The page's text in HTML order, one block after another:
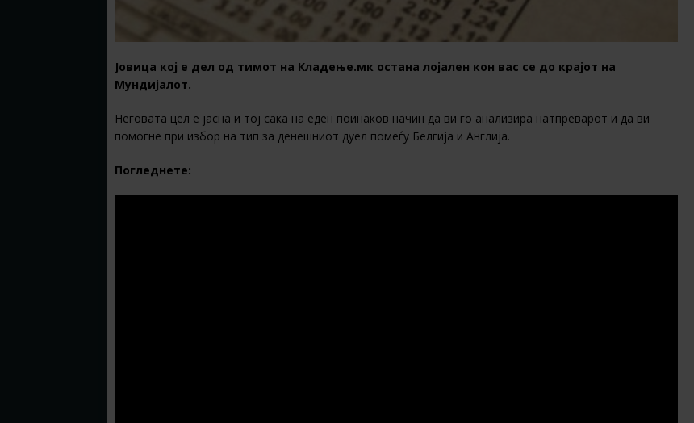
Јовица кој е дел од тимот на Кладење.мк остана лојален кон вас се до крајот на
Мундијалот.
Неговата цел е јасна и тој сака на еден поинаков начин да ви го анализира натпреварот и да ви
помогне при избор на тип за денешниот дуел помеѓу Белгија и Англија.
Погледнете: